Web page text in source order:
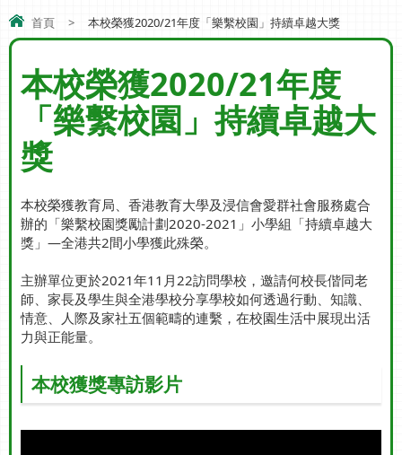
首頁 > 本校榮獲2020/21年度「樂繫校園」持續卓越大獎
本校榮獲2020/21年度
「樂繫校園」持續卓越大
獎
本校榮獲教育局、香港教育大學及浸信會愛群社會服務處合
辦的「樂繫校園獎勵計劃2020-2021」小學組「持續卓越大
獎」—全港共2間小學獲此殊榮。
主辦單位更於2021年11月22訪問學校，邀請何校長偕同老
師、家長及學生與全港學校分享學校如何透過行動、知識、
情意、人際及家社五個範疇的連繫，在校園生活中展現出活
力與正能量。
本校獲獎專訪影片